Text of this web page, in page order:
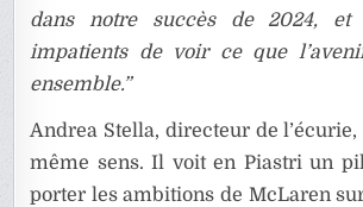
dans notre succès de 2024, et
impatients de voir ce que
ensemble.”
Andrea Stella, directeur de
même sens. Il voit en Piastri un
porter les ambitions de McLaren